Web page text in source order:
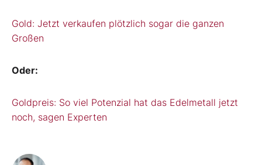
Gold: Jetzt verkaufen plötzlich sogar die ganzen
Großen
Oder:
Goldpreis: So viel Potenzial hat das Edelmetall jetzt
noch, sagen Experten